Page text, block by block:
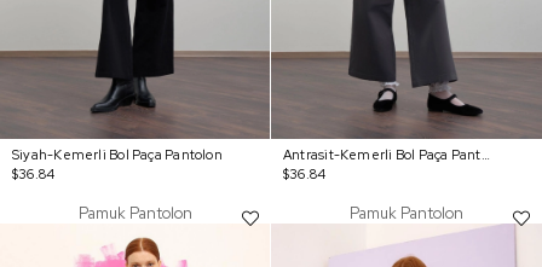
Siyah-Kemerli Bol Paça Pantolon
$36.84
Antrasit-Kemerli Bol Paça Pantolon
$36.84
Pamuk Pantolon Pamuk Pantolon